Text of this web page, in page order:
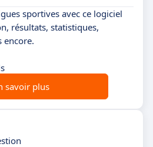
sportives avec ce logiciel
résultats, statistiques,
encore.
savoir plus